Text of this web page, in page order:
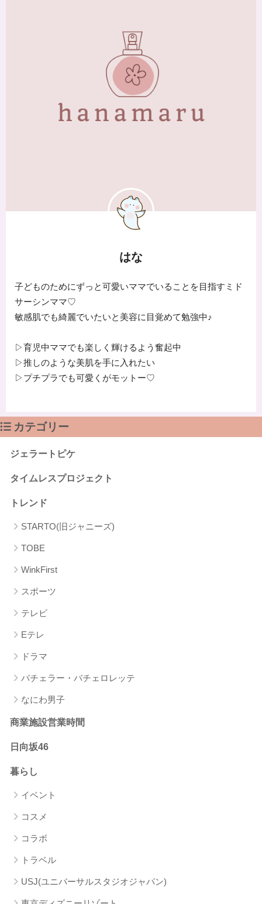
はな
子どものためにずっと可愛いママでいることを目指すミド
サーシンママ♡
敏感肌でも綺麗でいたいと美容に目覚めて勉強中♪
▷育児中ママでも楽しく輝けるよう奮起中
▷推しのような美肌を手に入れたい
▷プチプラでも可愛くがモットー♡
カテゴリー
ジェラートピケ
タイムレスプロジェクト
トレンド
STARTO(旧ジャニーズ)
TOBE
WinkFirst
スポーツ
テレビ
Eテレ
ドラマ
バチェラー・バチェロレッテ
なにわ男子
商業施設営業時間
日向坂46
暮らし
イベント
コスメ
コラボ
トラベル
USJ(ユニバーサルスタジオジャパン)